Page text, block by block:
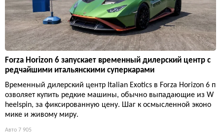
Forza Horizon 6 запускает временный дилерский центр с
редчайшими итальянскими суперкарами
Временный дилерский центр Italian Exotics в Forza Horizon 6 п
озволяет купить редкие машины, обычно выпадающие из W
heelspin, за фиксированную цену. Шаг к осмысленной эконо
мике и живому миру.
Авто 7 905